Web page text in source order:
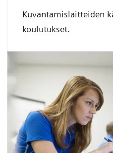
Kuvantamislaitteiden
koulutukset.